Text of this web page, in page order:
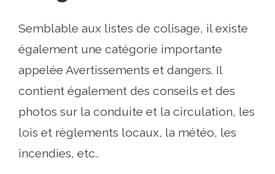
Semblable aux listes de colisage, il existe
également une catégorie importante
appelée Avertissements et dangers. Il
contient également des conseils et des
photos sur la conduite et la circulation, les
lois et règlements locaux, la météo, les
incendies, etc..